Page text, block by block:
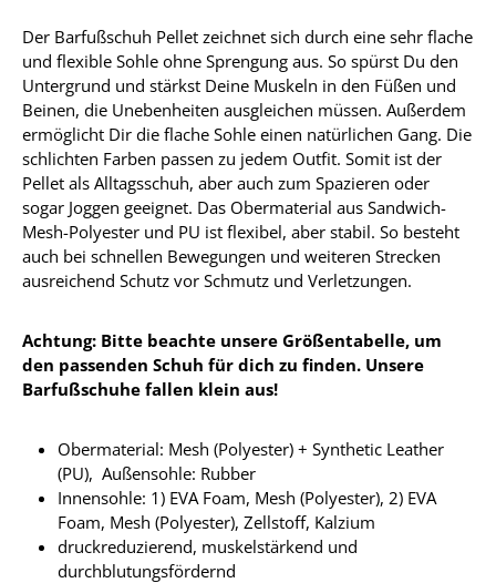
Der Barfußschuh Pellet zeichnet sich durch eine sehr flache
und flexible Sohle ohne Sprengung aus. So spürst Du den
Untergrund und stärkst Deine Muskeln in den Füßen und
Beinen, die Unebenheiten ausgleichen müssen. Außerdem
ermöglicht Dir die flache Sohle einen natürlichen Gang. Die
schlichten Farben passen zu jedem Outfit. Somit ist der
Pellet als Alltagsschuh, aber auch zum Spazieren oder
sogar Joggen geeignet. Das Obermaterial aus Sandwich-
Mesh-Polyester und PU ist flexibel, aber stabil. So besteht
auch bei schnellen Bewegungen und weiteren Strecken
ausreichend Schutz vor Schmutz und Verletzungen.
Achtung: Bitte beachte unsere Größentabelle, um
den passenden Schuh für dich zu finden. Unsere
Barfußschuhe fallen klein aus!
Obermaterial: Mesh (Polyester) + Synthetic Leather
(PU), Außensohle: Rubber
Innensohle: 1) EVA Foam, Mesh (Polyester), 2) EVA
Foam, Mesh (Polyester), Zellstoff, Kalzium
druckreduzierend, muskelstärkend und
durchblutungsfördernd